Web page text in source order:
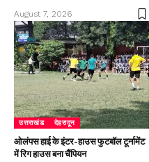
August 7, 2026
उत्तराखंड देहरादून
ओलंपस हाई के इंटर-हाउस फुटबॉल टूर्नामेंट
में रिग हाउस बना चैंपियन